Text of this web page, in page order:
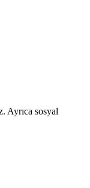
Ayrıca sosyal